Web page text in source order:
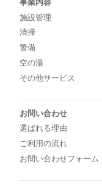
事業内容
施設管理
清掃
警備
空の湯
その他サービス
お問い合わせ
選ばれる理由
ご利用の流れ
お問い合わせフォーム